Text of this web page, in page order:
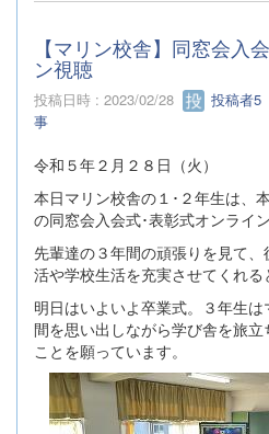
【マリン校舎】同窓会入
ン視聴
投稿日時 : 2023/02/28 投稿者5
事
令和５年２月２８日（火）
本日マリン校舎の１･２年生は、
の同窓会入会式･表彰式オンライ
先輩達の３年間の頑張りを見て
活や学校生活を充実させてくれる
明日はいよいよ卒業式。３年生
間を思い出しながら学び舎を旅
ことを願っています。